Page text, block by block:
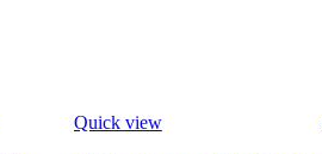
Quick view